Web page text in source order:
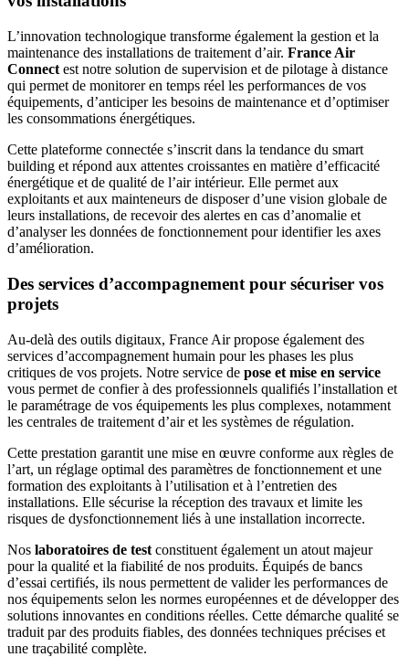
L’innovation technologique transforme également la gestion et la
maintenance des installations de traitement d’air. France Air
Connect est notre solution de supervision et de pilotage à distance
qui permet de monitorer en temps réel les performances de vos
équipements, d’anticiper les besoins de maintenance et d’optimiser
les consommations énergétiques.
Cette plateforme connectée s’inscrit dans la tendance du smart
building et répond aux attentes croissantes en matière d’efficacité
énergétique et de qualité de l’air intérieur. Elle permet aux
exploitants et aux mainteneurs de disposer d’une vision globale de
leurs installations, de recevoir des alertes en cas d’anomalie et
d’analyser les données de fonctionnement pour identifier les axes
d’amélioration.
Des services d’accompagnement pour sécuriser vos
projets
Au-delà des outils digitaux, France Air propose également des
services d’accompagnement humain pour les phases les plus
critiques de vos projets. Notre service de pose et mise en service
vous permet de confier à des professionnels qualifiés l’installation et
le paramétrage de vos équipements les plus complexes, notamment
les centrales de traitement d’air et les systèmes de régulation.
Cette prestation garantit une mise en œuvre conforme aux règles de
l’art, un réglage optimal des paramètres de fonctionnement et une
formation des exploitants à l’utilisation et à l’entretien des
installations. Elle sécurise la réception des travaux et limite les
risques de dysfonctionnement liés à une installation incorrecte.
Nos laboratoires de test constituent également un atout majeur
pour la qualité et la fiabilité de nos produits. Équipés de bancs
d’essai certifiés, ils nous permettent de valider les performances de
nos équipements selon les normes européennes et de développer des
solutions innovantes en conditions réelles. Cette démarche qualité se
traduit par des produits fiables, des données techniques précises et
une traçabilité complète.